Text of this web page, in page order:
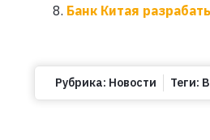
Банк Китая
Рубрика: Новости Теги: